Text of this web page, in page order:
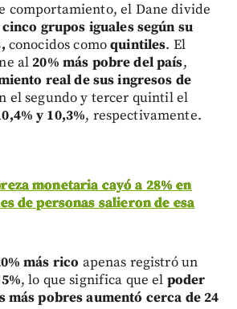
comportamiento, el Dane divide
cinco grupos iguales según su
conocidos comoquintiles. El
al20% más pobre del país,
real de sus ingresos de
el segundo y tercer quintil el
y 10,3%, respectivamente.
monetaria cayó a 28% en
de personas salieron de esa
más rico apenas registró un
, lo que significa que el poder
más pobres aumentó cerca de 24